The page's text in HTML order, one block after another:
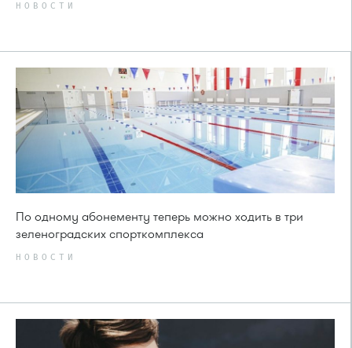
НОВОСТИ
По одному абонементу теперь можно ходить в три
зеленоградских спорткомплекса
НОВОСТИ